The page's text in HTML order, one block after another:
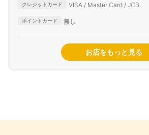
クレジットカード VISA / Master Card / JCB
ポイントカード 無し
お店をもっと見る